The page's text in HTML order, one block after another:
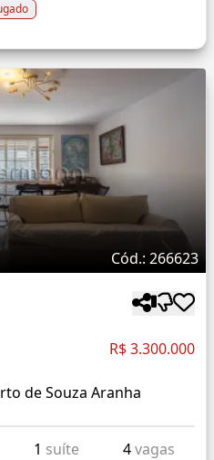
Cód.: 266623
R$ 3.300.000
de Souza Aranha
1 suíte 4vagas